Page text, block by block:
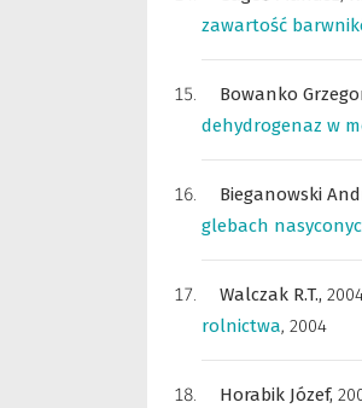
zawartość
Bowanko
dehydrogenaz w
Bieganowski
glebach
Walczak R.T.,
rolnictwa, 2004
Horabik Józef,